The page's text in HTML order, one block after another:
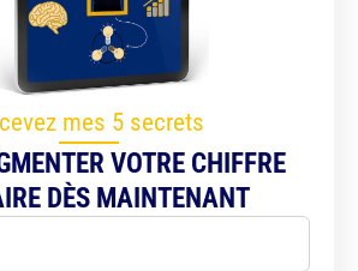
mes 5 secrets
VOTRE CHIFFRE
DÈS MAINTENANT